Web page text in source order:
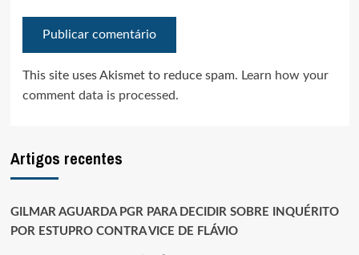
This site uses Akismet to reduce spam. Learn how your
comment data is processed.
Artigos recentes
GILMAR AGUARDA PGR PARA DECIDIR SOBRE INQUÉRITO
POR ESTUPRO CONTRA VICE DE FLÁVIO